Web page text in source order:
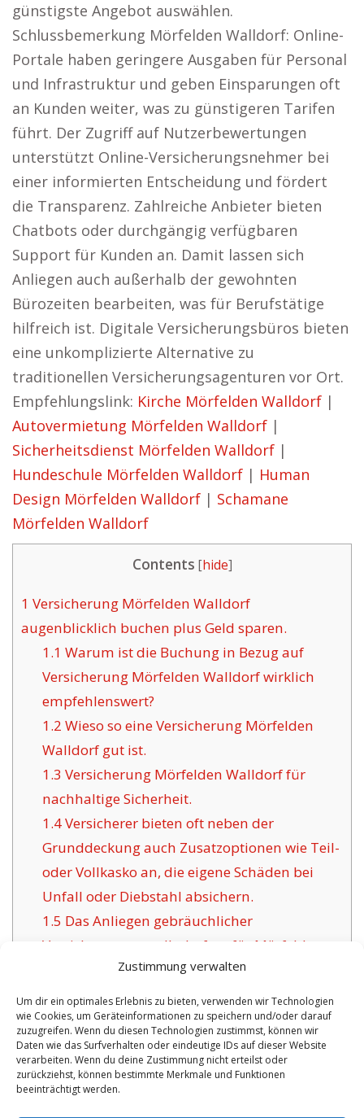
Zustimmung verwalten
Um dir ein optimales Erlebnis zu bieten, verwenden wir Technologien
wie Cookies, um Geräteinformationen zu speichern und/oder darauf
zuzugreifen. Wenn du diesen Technologien zustimmst, können wir
Daten wie das Surfverhalten oder eindeutige IDs auf dieser Website
verarbeiten. Wenn du deine Zustimmung nicht erteilst oder
zurückziehst, können bestimmte Merkmale und Funktionen
beeinträchtigt werden.
günstigste Angebot auswählen.
Schlussbemerkung Mörfelden Walldorf: Online-
Portale haben geringere Ausgaben für Personal
und Infrastruktur und geben Einsparungen oft
an Kunden weiter, was zu günstigeren Tarifen
führt. Der Zugriff auf Nutzerbewertungen
unterstützt Online-Versicherungsnehmer bei
einer informierten Entscheidung und fördert
die Transparenz. Zahlreiche Anbieter bieten
Chatbots oder durchgängig verfügbaren
Support für Kunden an. Damit lassen sich
Anliegen auch außerhalb der gewohnten
Bürozeiten bearbeiten, was für Berufstätige
hilfreich ist. Digitale Versicherungsbüros bieten
eine unkomplizierte Alternative zu
traditionellen Versicherungsagenturen vor Ort.
Empfehlungslink: Kirche Mörfelden Walldorf |
Autovermietung Mörfelden Walldorf |
Sicherheitsdienst Mörfelden Walldorf |
Hundeschule Mörfelden Walldorf | Human
Design Mörfelden Walldorf | Schamane
Mörfelden Walldorf
Contents [hide]
1 Versicherung Mörfelden Walldorf
augenblicklich buchen plus Geld sparen.
1.1 Warum ist die Buchung in Bezug auf
Versicherung Mörfelden Walldorf wirklich
empfehlenswert?
1.2 Wieso so eine Versicherung Mörfelden
Walldorf gut ist.
1.3 Versicherung Mörfelden Walldorf für
nachhaltige Sicherheit.
1.4Versicherer bieten oft neben der
Grunddeckung auch Zusatzoptionen wie Teil-
oder Vollkasko an, die eigene Schäden bei
Unfall oder Diebstahl absichern.
1.5 Das Anliegen gebräuchlicher
Versicherungsgesellschaften für Mörfelden
1.6
Die Vorteile der hier angebotenen
Versicherung in Mörfelden Walldorf:
1.6.1Überschaubare Versicherungspolicen
mit Zertifizierung: